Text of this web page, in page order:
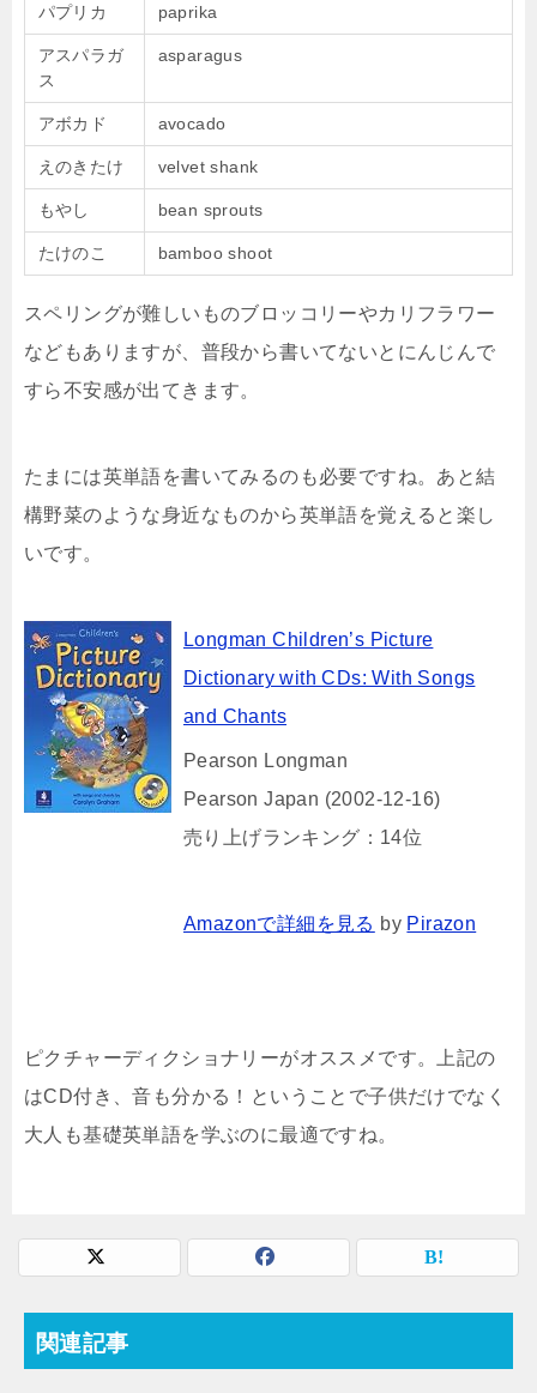
パプリカ paprika
アスパラガ
ス
asparagus
アボカド avocado
えのきたけ velvet shank
もやし bean sprouts
たけのこ bamboo shoot
スペリングが難しいものブロッコリーやカリフラワー
などもありますが、普段から書いてないとにんじんで
すら不安感が出てきます。
たまには英単語を書いてみるのも必要ですね。あと結
構野菜のような身近なものから英単語を覚えると楽し
いです。
Longman Children’s Picture
Dictionary with CDs: With Songs
and Chants
Pearson Longman
Pearson Japan (2002-12-16)
売り上げランキング：14位
Amazonで詳細を見る by Pirazon
ピクチャーディクショナリーがオススメです。上記の
はCD付き、音も分かる！ということで子供だけでなく
大人も基礎英単語を学ぶのに最適ですね。
関連記事